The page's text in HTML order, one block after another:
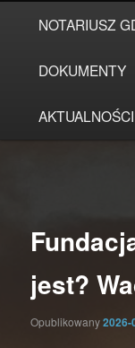
NOTARIUSZ
DOKUMENTY
AKTUALNOŚCI
jest?
Opublikowany2026-